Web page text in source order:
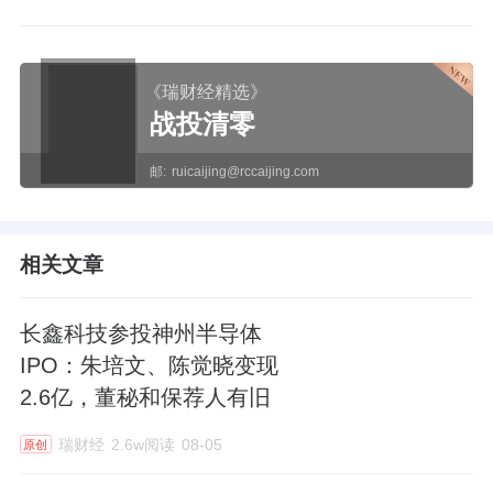
《瑞财经精选》
战投清零
邮: ruicaijing@rccaijing.com
相关文章
长鑫科技参投神州半导体
IPO：朱培文、陈觉晓变现
2.6亿，董秘和保荐人有旧
原创 瑞财经 2.6w阅读 08-05